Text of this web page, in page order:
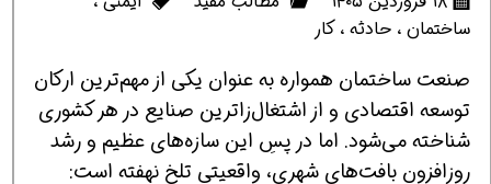
ساختمان، حادثه، کار
صنعت ساختمان همواره به عنوان یکی از مهم‌ترین ارکان
توسعه اقتصادی و از اشتغال‌زاترین صنایع در هر کشوری
شناخته می‌شود. اما در پسِ این سازه‌های عظیم و رشد
روزافزون بافت‌های شهری، واقعیتی تلخ نهفته است: